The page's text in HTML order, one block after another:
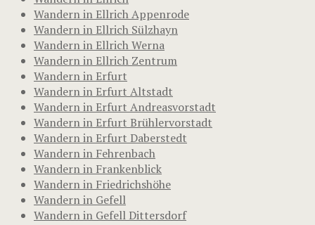
Wandern in Ellrich Appenrode
Wandern in Ellrich Sülzhayn
Wandern in Ellrich Werna
Wandern in Ellrich Zentrum
Wandern in Erfurt
Wandern in Erfurt Altstadt
Wandern in Erfurt Andreasvorstadt
Wandern in Erfurt Brühlervorstadt
Wandern in Erfurt Daberstedt
Wandern in Fehrenbach
Wandern in Frankenblick
Wandern in Friedrichshöhe
Wandern in Gefell
Wandern in Gefell Dittersdorf